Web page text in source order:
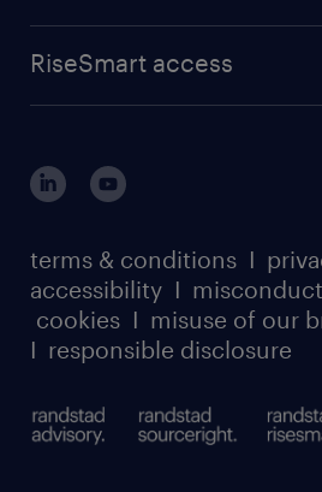
RiseSmart access
terms & conditions I
accessibility I
cookies I misuse of our
I responsible disclosure